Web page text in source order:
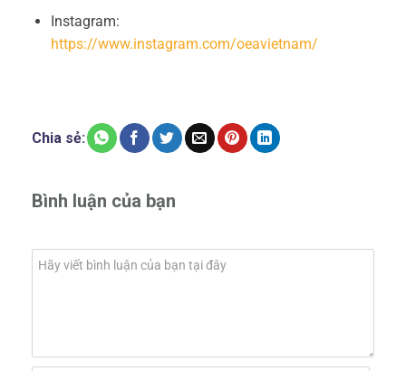
Instagram:
https://www.instagram.com/oeavietnam/
Chia sẻ:
Bình luận của bạn